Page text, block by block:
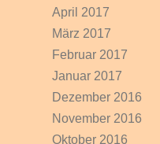
April 2017
März 2017
Februar 2017
Januar 2017
Dezember 2016
November 2016
Oktober 2016